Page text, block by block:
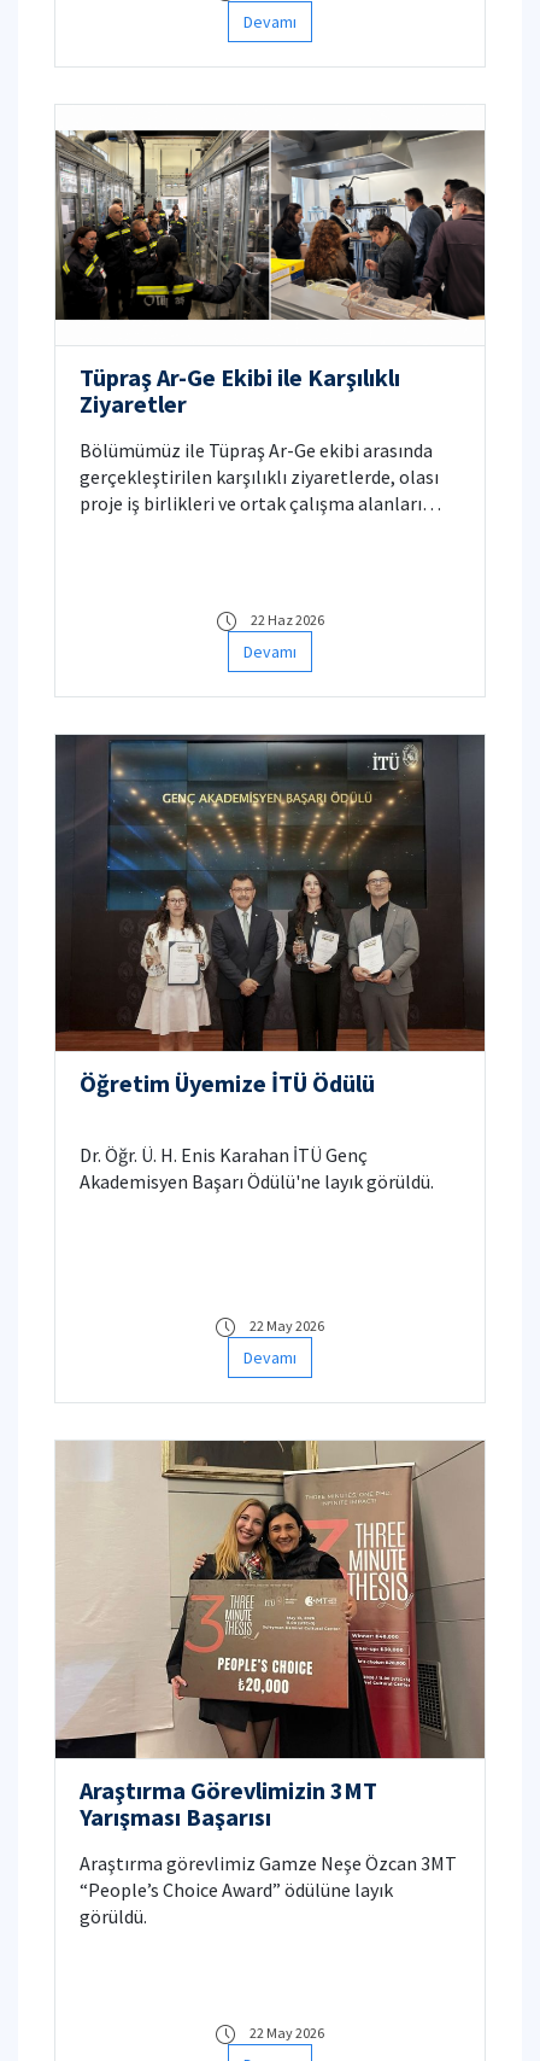
Devamı
Tüpraş Ar-Ge Ekibi ile Karşılıklı
Ziyaretler
Bölümümüz ile Tüpraş Ar-Ge ekibi arasında
gerçekleştirilen karşılıklı ziyaretlerde, olası
proje iş birlikleri ve ortak çalışma alanları
22 Haz 2026
Devamı
Öğretim Üyemize İTÜ Ödülü
Dr. Öğr. Ü. H. Enis Karahan İTÜ Genç
Akademisyen Başarı Ödülü'ne layık görüldü.
22 May 2026
Devamı
Araştırma Görevlimizin 3MT
Yarışması Başarısı
Araştırma görevlimiz Gamze Neşe Özcan 3MT
“People’s Choice Award” ödülüne layık
görüldü.
22 May 2026